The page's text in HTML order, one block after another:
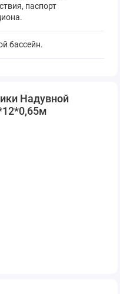
паспорт
бассейн.
Надувной